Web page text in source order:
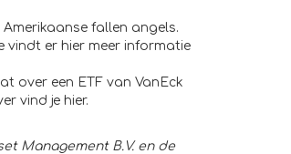
Amerikaanse fallen angels.
vindt er hier meer informatie
over een ETF van VanEck
vind je hier.
Management B.V. en de